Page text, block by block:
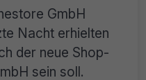
GmbH
Nacht erhielten
der neue Shop-
sein soll.